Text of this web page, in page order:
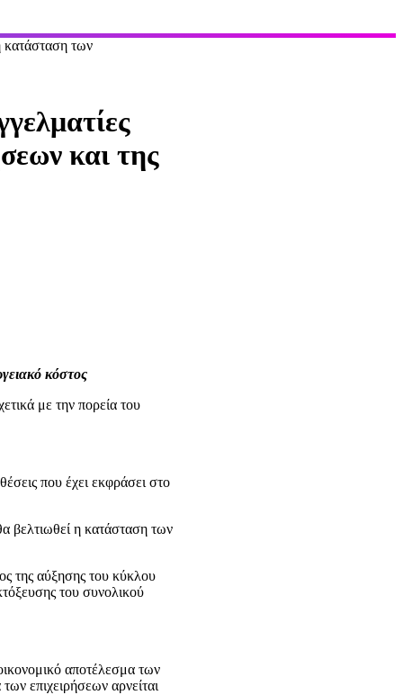
κατάσταση των
και της
κόστος
με την πορεία του
που έχει εκφράσει στο
βελτιωθεί η κατάσταση των
της αύξησης του κύκλου
του συνολικού
αποτέλεσμα των
επιχειρήσεων αρνείται